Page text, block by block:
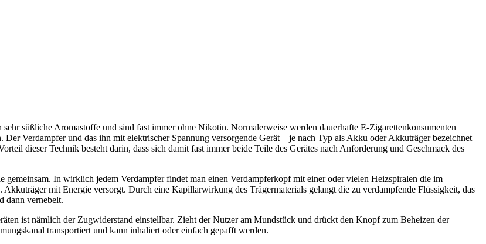
süßliche Aromastoffe und sind fast immer ohne Nikotin. Normalerweise werden dauerhafte E-Zigarettenkonsumenten
Verdampfer und das ihn mit elektrischer Spannung versorgende Gerät – je nach Typ als Akku oder Akkuträger bezeichnet –
dieser Technik besteht darin, dass sich damit fast immer beide Teile des Gerätes nach Anforderung und Geschmack des
gemeinsam. In wirklich jedem Verdampfer findet man einen Verdampferkopf mit einer oder vielen Heizspiralen die im
mit Energie versorgt. Durch eine Kapillarwirkung des Trägermaterials gelangt die zu verdampfende Flüssigkeit, das
dann vernebelt.
ist nämlich der Zugwiderstand einstellbar. Zieht der Nutzer am Mundstück und drückt den Knopf zum Beheizen der
transportiert und kann inhaliert oder einfach gepafft werden.